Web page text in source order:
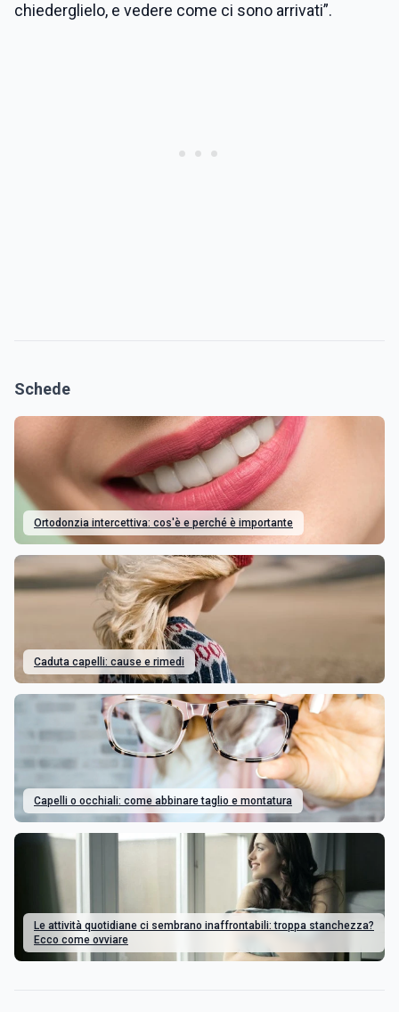
chiederglielo, e vedere come ci sono arrivati”.
Schede
Ortodonzia intercettiva: cos'è e perché è importante
Caduta capelli: cause e rimedi
Capelli o occhiali: come abbinare taglio e montatura
Le attività quotidiane ci sembrano inaffrontabili: troppa stanchezza?
Ecco come ovviare